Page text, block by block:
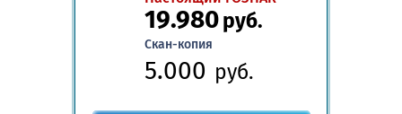
19.980руб.
Скан-копия
5.000 руб.